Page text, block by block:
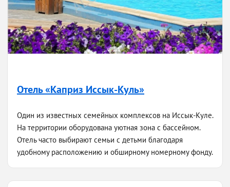
Отель «Каприз Иссык-Куль»
Один из известных семейных комплексов на Иссык-Куле.
На территории оборудована уютная зона с бассейном.
Отель часто выбирают семьи с детьми благодаря
удобному расположению и обширному номерному фонду.